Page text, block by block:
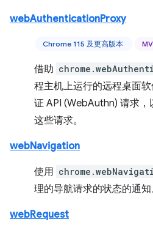
webAuthenticationProxy
Chrome 115 及更高版本
借助
程主机上运行的远程桌面
证 API (WebAuthn) 请求
这些请求。
webNavigation
使用
理的导航请求的状态的通知
webRequest